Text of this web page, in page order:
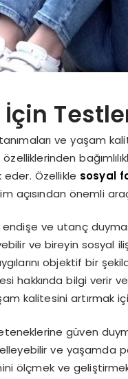
ve yaşam
Özellikle sosyal
açısından önemli
ve utanç
ve bireyin sosyal
objektif bir
hakkında bilgi verir
kalitesini artırmak
güven
ve yaşamda
ölçmek ve